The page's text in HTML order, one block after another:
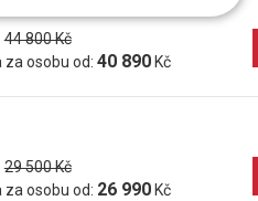
44 800 Kč
za osobu od: 40 890Kč
29 500 Kč
za osobu od: 26 990Kč